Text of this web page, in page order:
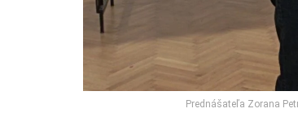
Prednášateľa Zorana